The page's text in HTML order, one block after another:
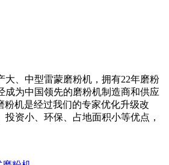
大、中型雷蒙磨粉机，拥有22年磨粉
成为中国领先的磨粉机制造商和供应
粉机是经过我们的专家优化升级改
投资小、环保、占地面积小等优点，